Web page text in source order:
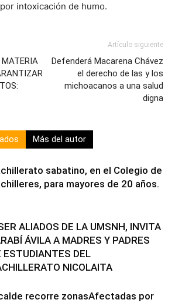
intoxicación de humo.
MATERIA
Artículo siguiente
Defenderá Macarena Chávez
el derecho de las y los
michoacanos a una salud
digna
Más del autor
sabatino, en el Colegio de
para mayores de 20 años.
ALIADOS DE LA UMSNH, INVITA
ÁVILA A MADRES Y PADRES
ESTUDIANTES DEL
NICOLAITA
recorre zonasAfectadas por